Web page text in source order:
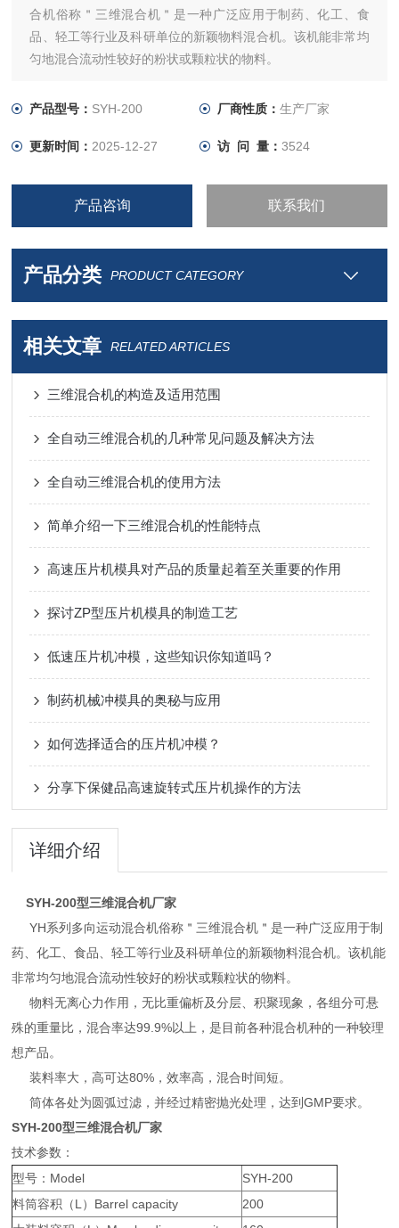
合机俗称＂三维混合机＂是一种广泛应用于制药、化工、食
品、轻工等行业及科研单位的新颖物料混合机。该机能非常均
匀地混合流动性较好的粉状或颗粒状的物料。
悬殊的重量比，混合率达99.9%以上，是目前各种混合机种的
产品型号： SYH-200 厂商性质： 生产厂家
更新时间： 2025-12-27 访 问 量： 3524
产品咨询 联系我们
产品分类 PRODUCT CATEGORY
相关文章 RELATED ARTICLES
三维混合机的构造及适用范围
全自动三维混合机的几种常见问题及解决方法
全自动三维混合机的使用方法
简单介绍一下三维混合机的性能特点
高速压片机模具对产品的质量起着至关重要的作用
探讨ZP型压片机模具的制造工艺
低速压片机冲模，这些知识你知道吗？
制药机械冲模具的奥秘与应用
如何选择适合的压片机冲模？
分享下保健品高速旋转式压片机操作的方法
详细介绍
SYH-200型三维混合机厂家
YH系列多向运动混合机俗称＂三维混合机＂是一种广泛应用于制
药、化工、食品、轻工等行业及科研单位的新颖物料混合机。该机能
非常均匀地混合流动性较好的粉状或颗粒状的物料。
物料无离心力作用，无比重偏析及分层、积聚现象，各组分可悬
殊的重量比，混合率达99.9%以上，是目前各种混合机种的一种较理
想产品。
装料率大，高可达80%，效率高，混合时间短。
筒体各处为圆弧过滤，并经过精密抛光处理，达到GMP要求。
SYH-200型三维混合机厂家
技术参数：
型号：Model
SYH-200
料筒容积（L）Barrel capacity
200